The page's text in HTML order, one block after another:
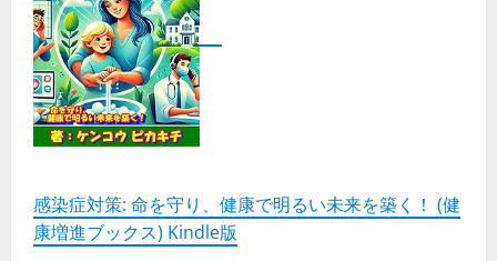
感染症対策: 命を守り、健康で明るい未来を築く！ (健
康増進ブックス) Kindle版